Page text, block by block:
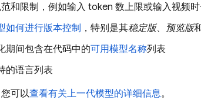
和限制，例如输入 token 数上限或输入视频
如何进行版本控制 ，特别是其稳定版、 预览版
期间包含在代码中的可用模型名称列表
的语言列表
可以查看有关上一代模型的详细信息。